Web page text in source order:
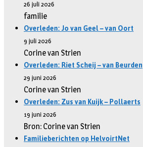
26 juli 2026
familie
Overleden: Jo van Geel – van Oort
9 juli 2026
Corine van Strien
Overleden: Riet Scheij – van Beurden
29 juni 2026
Corine van Strien
Overleden: Zus van Kuijk – Pollaerts
19 juni 2026
Bron: Corine van Strien
Familieberichten op HelvoirtNet